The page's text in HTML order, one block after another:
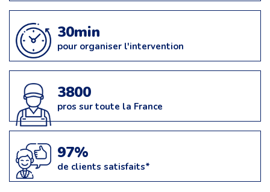
30min
pour organiser l'intervention
3800
pros sur toute la France
97%
de clients satisfaits*